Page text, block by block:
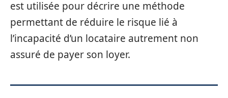
est utilisée pour décrire une méthode
permettant de réduire le risque lié à
l’incapacité d’un locataire autrement non
assuré de payer son loyer.